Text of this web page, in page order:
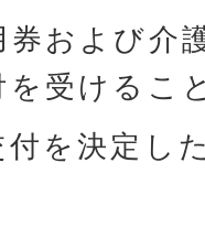
および介
を受けるこ
を決定し